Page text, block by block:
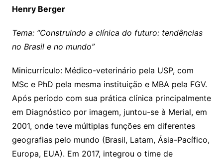
Henry Berger
Tema: “Construindo a clínica do futuro: tendências
no Brasil e no mundo”
Minicurrículo: Médico-veterinário pela USP, com
MSc e PhD pela mesma instituição e MBA pela FGV.
Após período com sua prática clínica principalmente
em Diagnóstico por imagem, juntou-se à Merial, em
2001, onde teve múltiplas funções em diferentes
geografias pelo mundo (Brasil, Latam, Ásia-Pacífico,
Europa, EUA). Em 2017, integrou o time de